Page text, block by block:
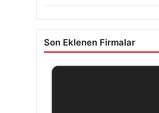
Son Eklenen Firmalar